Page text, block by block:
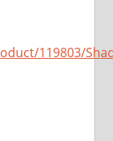
119803/